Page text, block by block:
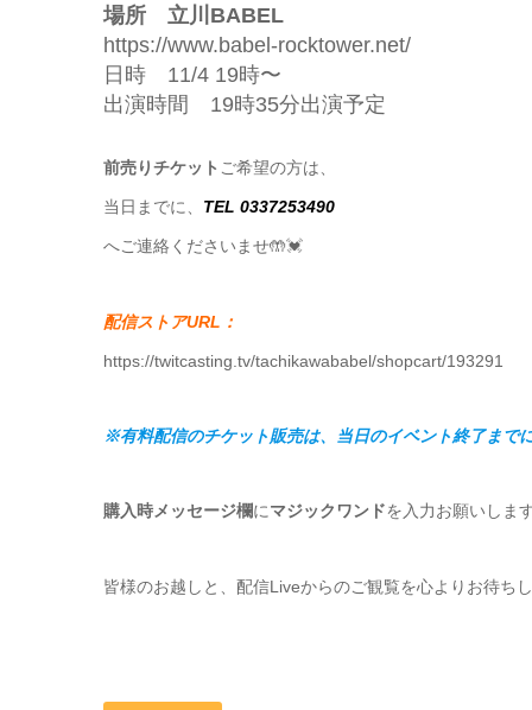
場所 立川BABEL
https://www.babel-rocktower.net/
日時 11/4 19時〜
出演時間 19時35分出演予定
前売りチケット ご希望の方は、
当日までに、 TEL 0337253490
へご連絡くださいませ🤲💓
配信ストアURL：
https://twitcasting.tv/tachikawababel/shopcart/193291
※有料配信のチケット販売は、当日のイベント終了まで
購入時メッセージ欄にマジックワンドを入力お願いしま
皆様のお越しと、配信Liveからのご観覧を心よりお待ち